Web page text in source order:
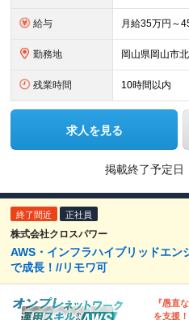
給与
勤務地 岡山県岡山市
残業時間 10時間以内
求人を見る
掲載終了予定日
終了間近 正社員
株式会社クロスパワー
AWS・インフラハイブリッドエン
で成長！//リモワ可
『愚直
を支援